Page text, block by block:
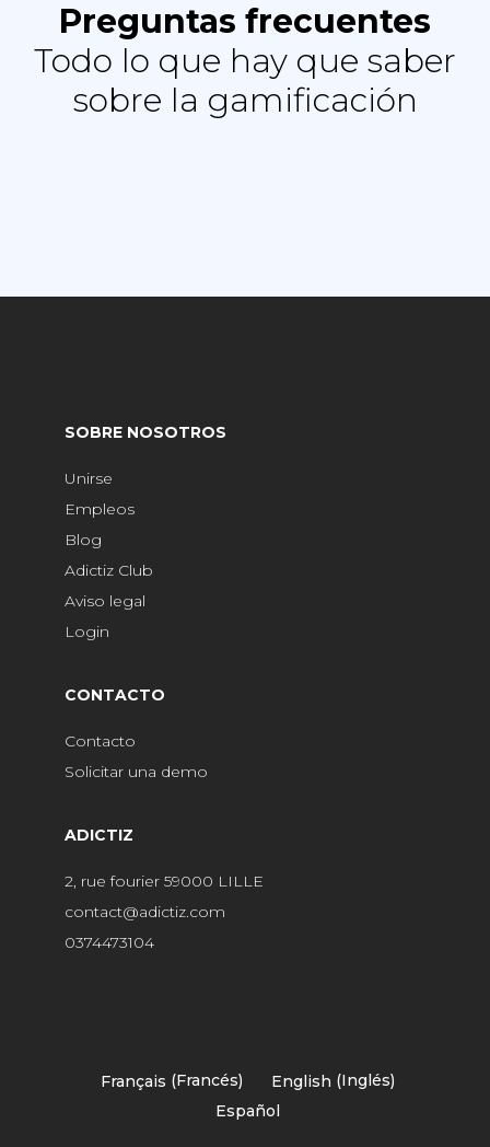
Preguntas frecuentes
Todo lo que hay que saber
sobre la gamificación
SOBRE NOSOTROS
Unirse
Empleos
Blog
Adictiz Club
Aviso legal
Login
CONTACTO
Contacto
Solicitar una demo
ADICTIZ
2, rue fourier 59000 LILLE
contact@adictiz.com
0374473104
Français (Francés) English (Inglés)
Español